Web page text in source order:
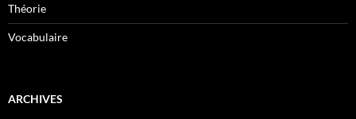
Théorie
Vocabulaire
ARCHIVES